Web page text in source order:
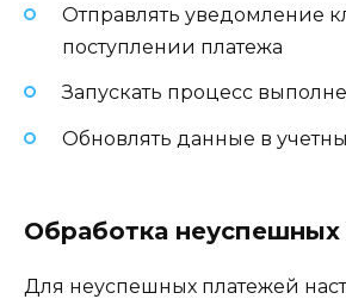
Отправлять уведомление
поступлении платежа
Запускать процесс
Обновлять данные в
Обработка
Для неуспешных платежей